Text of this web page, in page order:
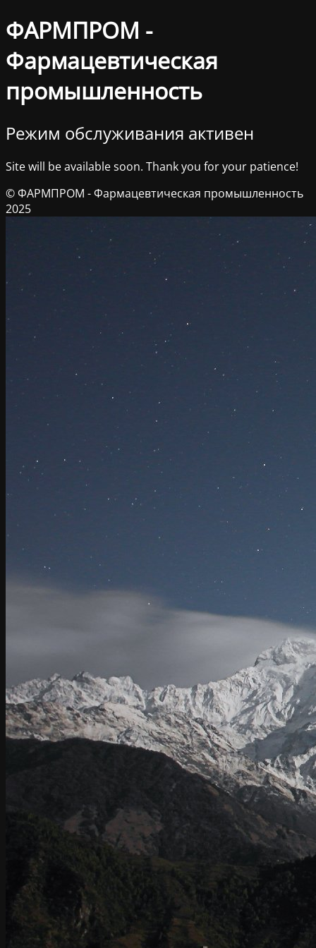
ФАРМПРОМ -
Фармацевтическая
промышленность
Режим обслуживания активен
Site will be available soon. Thank you for your patience!
© ФАРМПРОМ - Фармацевтическая промышленность
2025